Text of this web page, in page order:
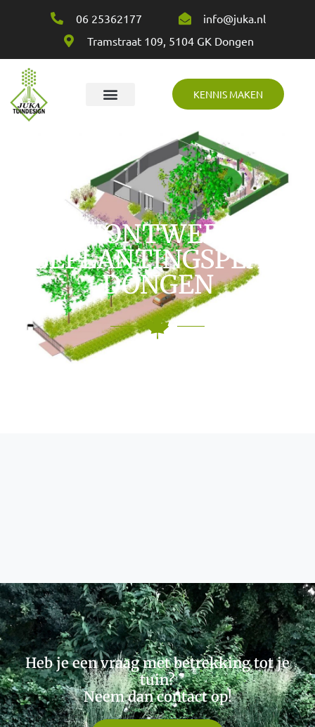
06 25362177
info@juka.nl
Tramstraat 109, 5104 GK Dongen
KENNIS MAKEN
TUINONTWERP EN
BEPLANTINGSPLAN
DONGEN
Heb je een vraag met betrekking tot je
tuin?
Neem dan contact op!